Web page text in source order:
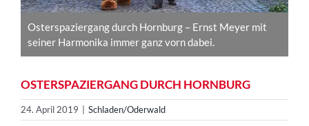
Osterspaziergang durch Hornburg – Ernst Meyer mit
seiner Harmonika immer ganz vorn dabei.
OSTERSPAZIERGANG DURCH HORNBURG
24. April 2019 | Schladen/Oderwald